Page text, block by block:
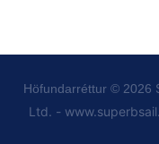
Höfundarréttur © 2026
Ltd. -